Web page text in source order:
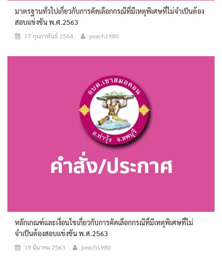
มาตรฐานทั่วไปเกี่ยวกับการคัดเลือกกรณีที่มีเหตุพิเศษที่ไม่จำเป็นต้อง
สอบแข่งขัน พ.ศ.2563
17 กุมภาพันธ์ 2564 peach1980
หลักเกณฑ์และเงื่อนไขเกี่ยวกับการคัดเลือกกรณีที่มีเหตุพิเศษที่ไม่
จำเป็นต้องสอบแข่งขัน พ.ศ.2563
19 มีนาคม 2563 peach1980